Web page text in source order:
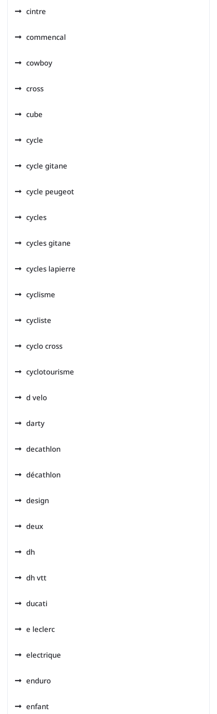
cintre
commencal
cowboy
cross
cube
cycle
cycle gitane
cycle peugeot
cycles
cycles gitane
cycles lapierre
cyclisme
cycliste
cyclo cross
cyclotourisme
d velo
darty
decathlon
décathlon
design
deux
dh
dh vtt
ducati
e leclerc
electrique
enduro
enfant